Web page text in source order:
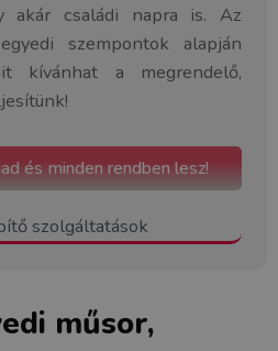
akár családi napra is. Az
szempontok alapján
kívánhat a megrendelő,
és minden rendben lesz!
műsor,